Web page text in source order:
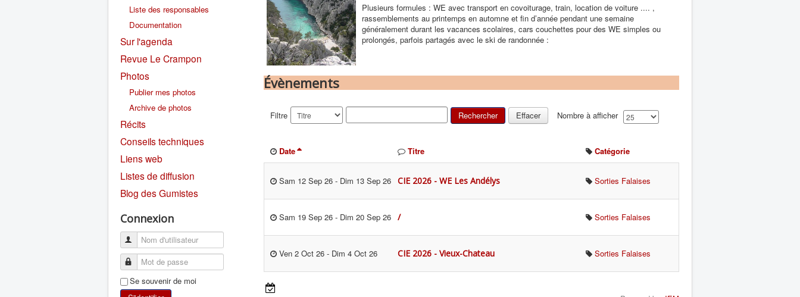
Liste des responsables
Documentation
Sur l'agenda
Revue Le Crampon
Photos
Publier mes photos
Archive de photos
Récits
Conseils techniques
Liens web
Listes de diffusion
Blog des Gumistes
Connexion
Se souvenir de moi
Plusieurs formules : WE avec transport en covoiturage, train, location de voiture .... ,
rassemblements au printemps en automne et fin d’année pendant une semaine
généralement durant les vacances scolaires, cars couchettes pour des WE simples ou
prolongés, parfois partagés avec le ski de randonnée :
Évènements
Filtre Rechercher Effacer Nombre à afficher
Date Titre Catégorie
Sam 12 Sep 26 - Dim 13 Sep 26 CIE 2026 - WE Les Andélys Sorties Falaises
Sam 19 Sep 26 - Dim 20 Sep 26 / Sorties Falaises
Ven 2 Oct 26 - Dim 4 Oct 26 CIE 2026 - Vieux-Chateau Sorties Falaises